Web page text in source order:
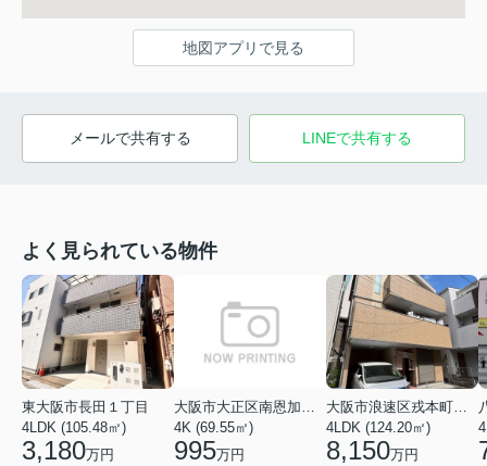
地図アプリで見る
メールで共有する LINEで共有する
よく見られている物件
東大阪市長田１丁目
4LDK (105.48㎡)
3,180万円
4K (69.55㎡)
995万円
4LDK (124.20㎡)
8,150万円